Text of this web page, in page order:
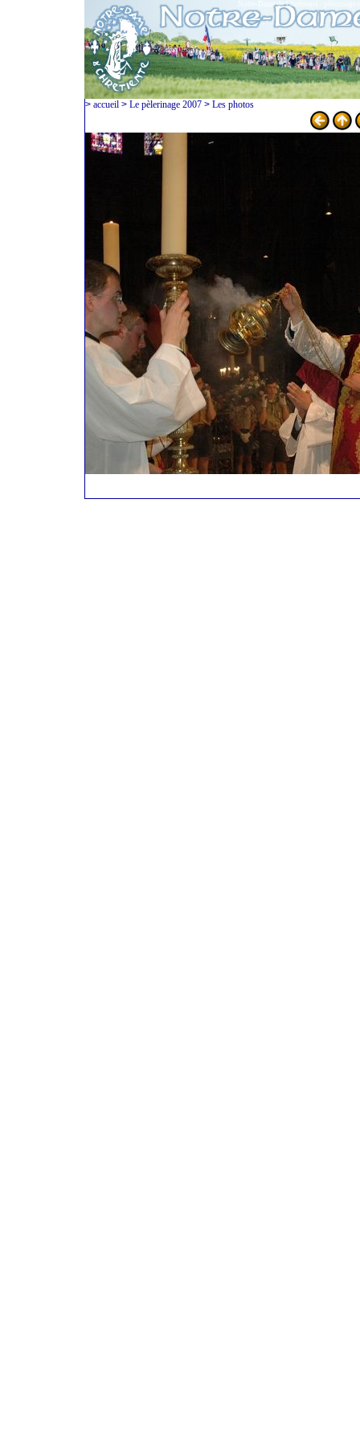
Notre-Dame de Chrétienté - pèlerinage
> accueil > Le pèlerinage 2007 > Les photos